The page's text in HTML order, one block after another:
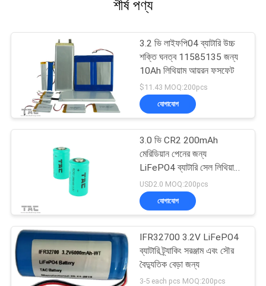
শীর্ষ পণ্য
3.2 ভি লাইফপি04 ব্যাটারি উচ্চ
শক্তি ঘনত্ব 11585135 জন্য
10Ah লিথিয়াম আয়রন ফসফেট
$11.43 MOQ:200pcs
যোগাযোগ
3.0 ভি CR2 200mAh
মেরিডিয়ান পেনের জন্য
LiFePO4 ব্যাটারি সেল লিথিয়াম
ব্যাটারি
USD2.0 MOQ:200pcs
যোগাযোগ
IFR32700 3.2V LiFePO4
ব্যাটারি ট্র্যাকিং সরঞ্জাম এবং সৌর
বৈদ্যুতিক বেড়া জন্য
3-5 each pcs MOQ:200pcs